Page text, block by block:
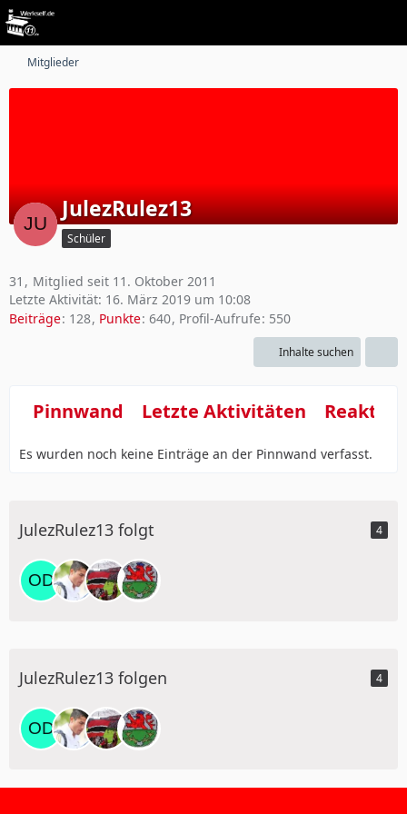
Mitglieder
JulezRulez13
Schüler
31
Mitglied seit 11. Oktober 2011
Letzte Aktivität: 16. März 2019 um 10:08
Beiträge 128 Punkte 640 Profil-Aufrufe 550
Inhalte suchen
Pinnwand Letzte Aktivitäten
Es wurden noch keine Einträge an der Pinnwand verfasst.
JulezRulez13 folgt 4
JulezRulez13 folgen 4